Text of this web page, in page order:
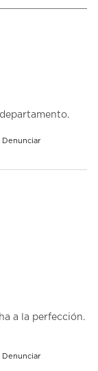
Denunciar
a la perfección.
Denunciar